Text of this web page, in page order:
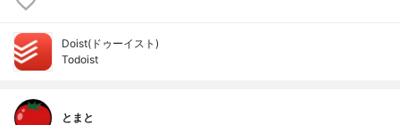
Doist(ドゥーイスト)
Todoist
とまと